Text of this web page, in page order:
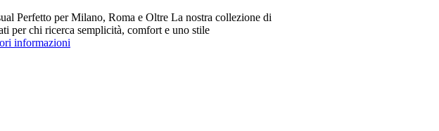
Perfetto per Milano, Roma e Oltre La nostra collezione di
per chi ricerca semplicità, comfort e uno stile
informazioni